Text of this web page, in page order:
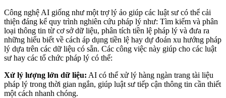
Công nghệ AI giống như một trợ lý ảo giúp các luật sư có thể cải
thiện đáng kể quy trình nghiên cứu pháp lý như: Tìm kiếm và phân
loại thông tin từ cơ sở dữ liệu, phân tích tiền lệ pháp lý và đưa ra
những hiểu biết về cách áp dụng tiền lệ hay dự đoán xu hướng pháp
lý dựa trên các dữ liệu có sẵn. Các công việc này giúp cho các luật
sư hay các tổ chức pháp lý có thể:
Xử lý lượng lớn dữ liệu: AI có thể xử lý hàng ngàn trang tài liệu
pháp lý trong thời gian ngắn, giúp luật sư tiếp cận thông tin cần thiết
một cách nhanh chóng.